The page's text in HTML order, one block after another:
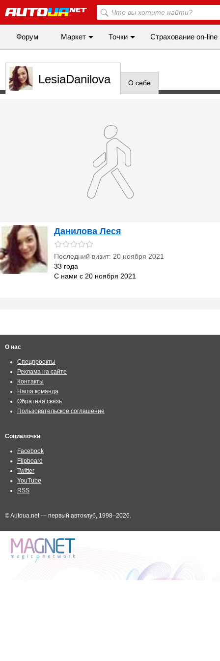
Форум Маркет Точки Cтрахование on-line
LesiaDanilova О себе
Данилова Леся
Последний визит: 20 ноября 2021
33 года
С нами с 20 ноября 2021
О нас
Спецпроекты
Реклама на сайте
Контакты
Наша команда
Обратная связь
Пользовательское соглашение
Социалочки
Facebook
Flipboard
Twitter
YouTube
RSS
© Autoua.net — первый автоклуб, 1998–2026.